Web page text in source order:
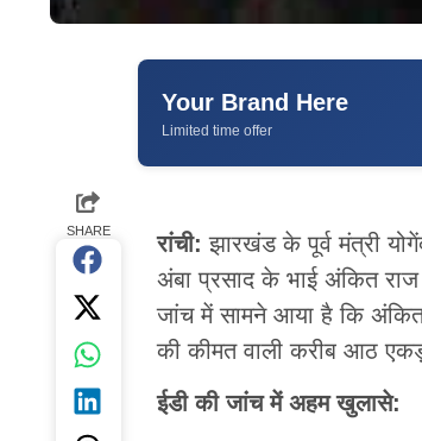
Your Brand Here
Limited time offer
SHARE रांची: झारखंड के पूर्व मंत्री
अंबा प्रसाद के भाई अंकित
जांच में सामने आया है कि
की कीमत वाली करीब आठ
ईडी की जांच में अहम खुलासे: